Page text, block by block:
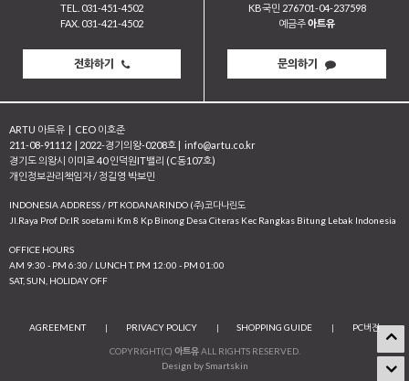
TEL. 031-451-4502
FAX. 031-421-4502
전화하기
KB국민 276701-04-237598
예금주아트유
문의하기
ARTU 아트유 | CEO 이호준
211-08-91112 | 2022-경기의왕-0208호 | info@artu.co.kr
경기도 의왕시 이미로 40 인덕원IT밸리 (C동107호)
개인정보관리책임자 / 정길영 박보민
INDONESIA ADDRESS / PT KODANARINDO (주)코다나린도
JI.Raya Prof Dr.IR soetami Km 8 Kp Binong Desa Citeras Kec Rangkas Bitung Lebak Indonesia
OFFICE HOURS
AM 9:30 - PM 6:30 / LUNCH T. PM 12:00 - PM 01:00
SAT, SUN, HOLIDAY OFF
AGREEMENT | PRIVACY POLICY | SHOPPING GUIDE | PC버전
COPYRIGHT(C) 아트유ALL RIGHTS RESERVED.